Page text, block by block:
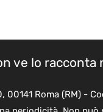
ve lo racconta
Roma (RM) -
periodicità. Non